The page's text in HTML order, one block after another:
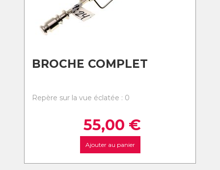
BROCHE COMPLET
Repère sur la vue éclatée : 0
55,00 €
Ajouter au panier